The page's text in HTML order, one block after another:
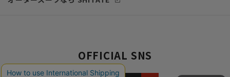
OFFICIAL SNS